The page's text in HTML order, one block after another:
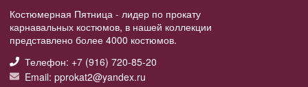
Костюмерная Пятница - лидер по прокату
карнавальных костюмов, в нашей коллекции
представлено более 4000 костюмов.
Телефон: +7 (916) 720-85-20
Email: pprokat2@yandex.ru